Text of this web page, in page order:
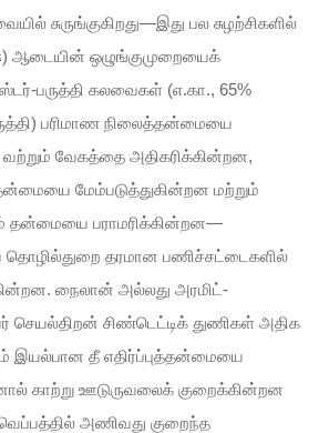
சுருங்குகிறது—இது பல சுழற்சிகளில்
ஆடையின் ஒழுங்குமுறையைக்
பருத்தி கலவைகள் (எ.கா., 65%
பரிமாண நிலைத்தன்மையை
வற்றும் வேகத்தை அதிகரிக்கின்றன,
மேம்படுத்துகின்றன மற்றும்
தன்மையை பராமரிக்கின்றன—
தரமான பணிச்சட்டைகளில்
நைலான் அல்லது அரமிட்-
செயல்திறன் சிண்டெட்டிக் துணிகள் அதிக
இயல்பான தீ எதிர்ப்புத்தன்மையை
காற்று ஊடுருவலைக் குறைக்கின்றன
அணிவது குறைந்த